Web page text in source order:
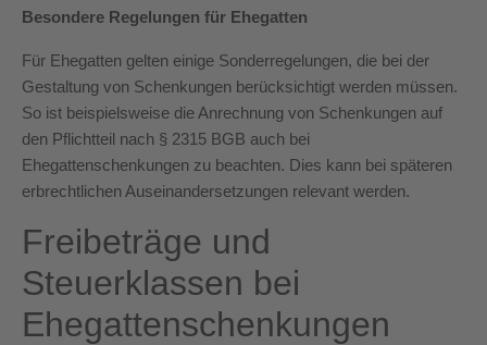
Besondere Regelungen für Ehegatten
Für Ehegatten gelten einige Sonderregelungen, die bei der
Gestaltung von Schenkungen berücksichtigt werden müssen.
So ist beispielsweise die Anrechnung von Schenkungen auf
den Pflichtteil nach § 2315 BGB auch bei
Ehegattenschenkungen zu beachten. Dies kann bei späteren
erbrechtlichen Auseinandersetzungen relevant werden.
Freibeträge und
Steuerklassen bei
Ehegattenschenkungen